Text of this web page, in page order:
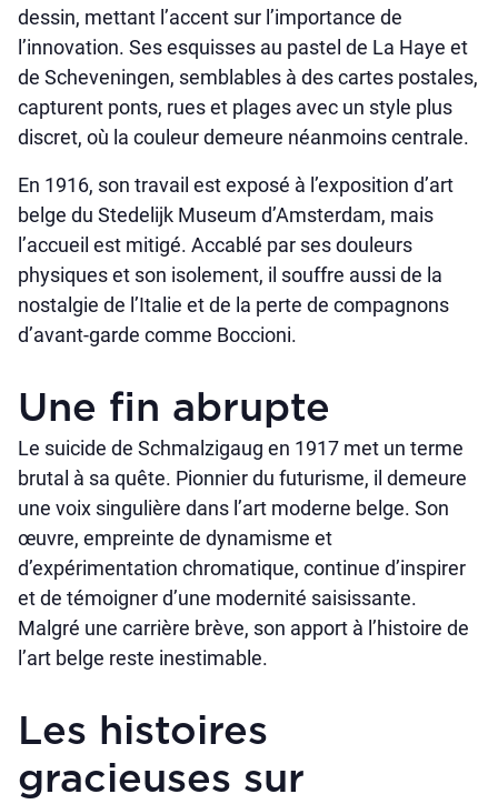
dessin, mettant l’accent sur l’importance de
l’innovation. Ses esquisses au pastel de La Haye et
de Scheveningen, semblables à des cartes postales,
capturent ponts, rues et plages avec un style plus
discret, où la couleur demeure néanmoins centrale.
En 1916, son travail est exposé à l’exposition d’art
belge du Stedelijk Museum d’Amsterdam, mais
l’accueil est mitigé. Accablé par ses douleurs
physiques et son isolement, il souffre aussi de la
nostalgie de l’Italie et de la perte de compagnons
d’avant-garde comme Boccioni.
Une fin abrupte
Le suicide de Schmalzigaug en 1917 met un terme
brutal à sa quête. Pionnier du futurisme, il demeure
une voix singulière dans l’art moderne belge. Son
œuvre, empreinte de dynamisme et
d’expérimentation chromatique, continue d’inspirer
et de témoigner d’une modernité saisissante.
Malgré une carrière brève, son apport à l’histoire de
l’art belge reste inestimable.
Les histoires
gracieuses sur